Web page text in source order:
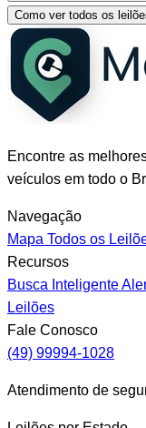
Como ver todos os
Encontre as
veículos em todo o
Navegação
Mapa Todos os
Recursos
Busca Inteligente
Leilões
Fale Conosco
(49) 99994-1028
Atendimento de